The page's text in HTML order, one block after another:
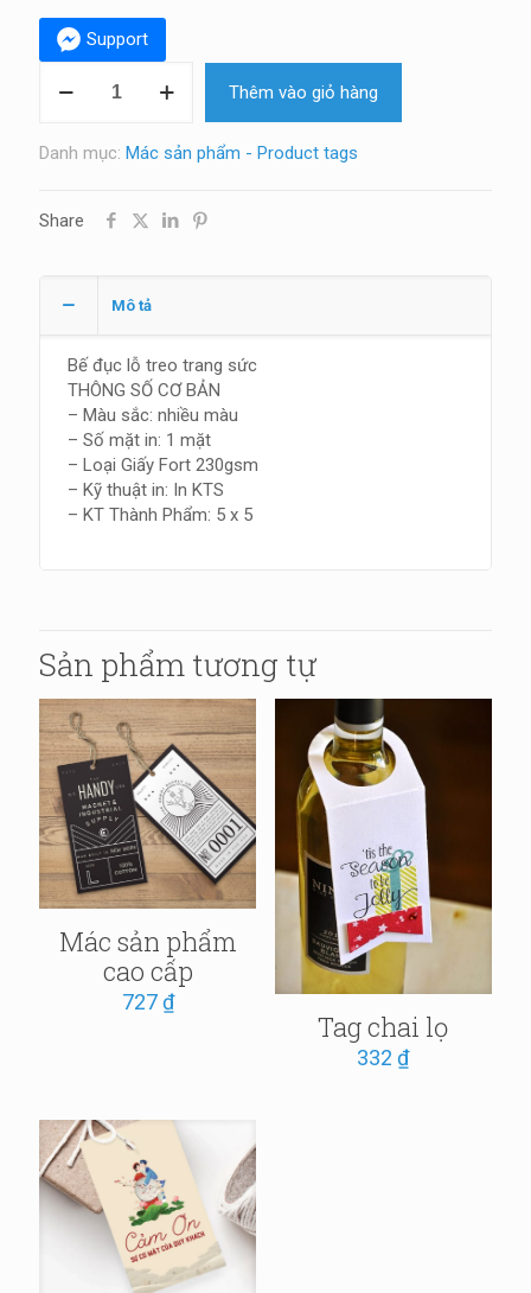
Support
trang
số
Thêm vào giỏ hàng
Danh mục: Mác sản phẩm - Product tags
Share
Mô tả
Bế đục lỗ treo trang sức
THÔNG SỐ CƠ BẢN
– Màu sắc: nhiều màu
– Số mặt in: 1 mặt
– Loại Giấy Fort 230gsm
– Kỹ thuật in: In KTS
– KT Thành Phẩm: 5 x 5
Sản phẩm tương tự
Mác sản phẩm
cao cấp
727₫
Tag chai lọ
332₫